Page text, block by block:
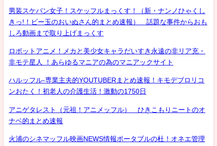
男装スケバン女子！スケッフルまっくす！（新・ナンノひゃくし
きっ!！ビー玉のおいぬさん的まとめ速報） 話題な事件からおも
しろ動画まで取り上げまっくす
ロボットアニメ！メカと美少女キャラだいすき永遠の非リア充・
非モテ星人 ！あらゆるマニアの為のマニアックサイト
ハルッフル-専業主夫的YOUTUBERまとめ速報！キモデブロリコ
ンおたく！初老人の介護生活！激動の1750日
アニゲタレスト（元祖！アニメッフル） ひきこもりニートのオ
ナベ的まとめ速報
火浦のシネマッフル映画NEWS情報ポータブルの杜！オネエ管理